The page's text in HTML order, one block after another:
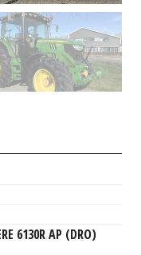
6130R AP (DRO)